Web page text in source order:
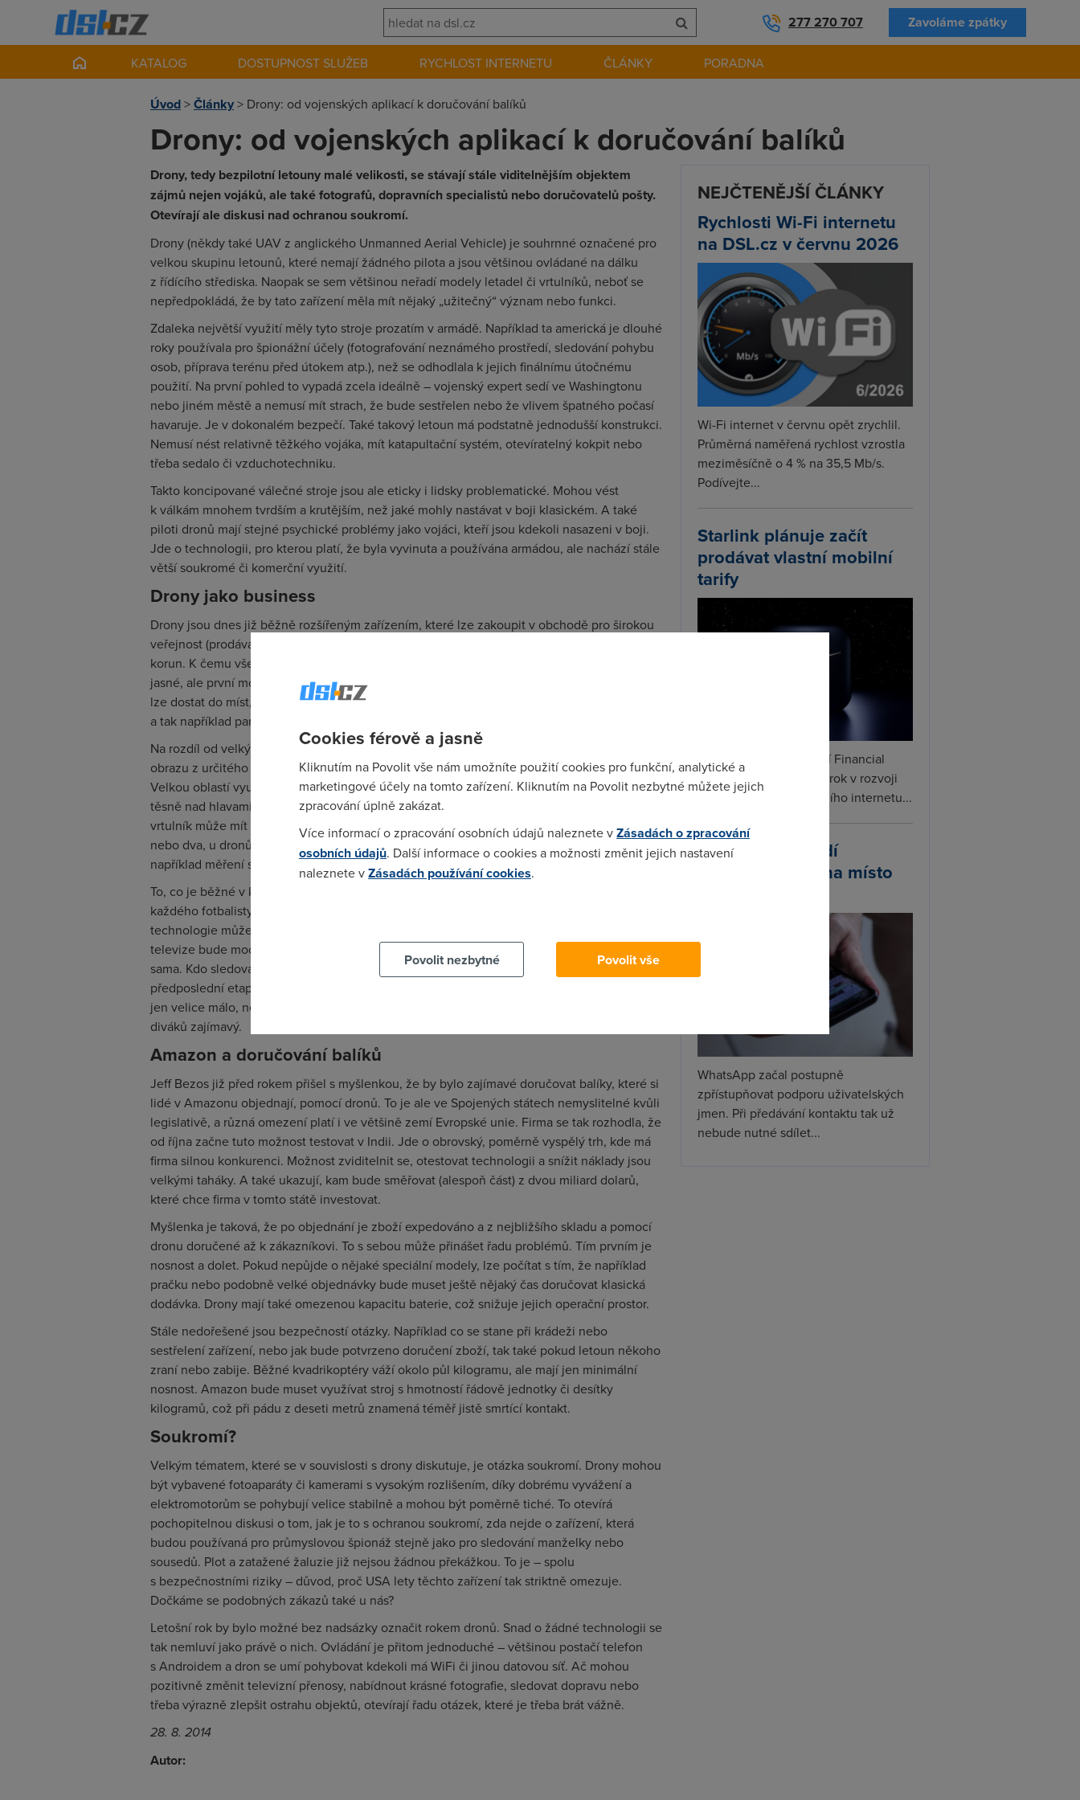
277 270 707 Zavoláme zpátky
KATALOG DOSTUPNOST SLUŽEB RYCHLOST INTERNETU ČLÁNKY PORADNA
Úvod>Články> Drony: od vojenských aplikací k doručování balíků
Drony: od vojenských aplikací k doručování balíků
Drony, tedy bezpilotní letouny malé velikosti, se stávají stále viditelnějším objektem
zájmů nejen vojáků, ale také fotografů, dopravních specialistů nebo doručovatelů pošty.
Otevírají ale diskusi nad ochranou soukromí.
Drony (někdy také UAV z anglického Unmanned Aerial Vehicle) je souhrnné označené pro
velkou skupinu letounů, které nemají žádného pilota a jsou většinou ovládané na dálku
z řídícího střediska. Naopak se sem většinou neřadí modely letadel či vrtulníků, neboť se
nepředpokládá, že by tato zařízení měla mít nějaký „užitečný“ význam nebo funkci.
Zdaleka největší využití měly tyto stroje prozatím v armádě. Například ta americká je dlouhé
roky používala pro špionážní účely (fotografování neznámého prostředí, sledování pohybu
osob, příprava terénu před útokem atp.), než se odhodlala k jejich finálnímu útočnému
použití. Na první pohled to vypadá zcela ideálně – vojenský expert sedí ve Washingtonu
nebo jiném městě a nemusí mít strach, že bude sestřelen nebo že vlivem špatného počasí
havaruje. Je v dokonalém bezpečí. Také takový letoun má podstatně jednodušší konstrukci.
Nemusí nést relativně těžkého vojáka, mít katapultační systém, otevíratelný kokpit nebo
třeba sedalo či vzduchotechniku.
Takto koncipované válečné stroje jsou ale eticky i lidsky problematické. Mohou vést
k válkám mnohem tvrdším a krutějším, než jaké mohly nastávat v boji klasickém. A také
piloti dronů mají stejné psychické problémy jako vojáci, kteří jsou kdekoli nasazeni v boji.
Jde o technologii, pro kterou platí, že byla vyvinuta a používána armádou, ale nachází stále
větší soukromé či komerční využití.
Drony jako business
Drony jsou dnes již běžně rozšířeným zařízením, které lze zakoupit v obchodě pro širokou
veřejnost (prodává je například i Alza, Mall či T.S.Bohemia) a ceny začínají pod desetitisíci
korun. K čemu všemu lze drony (mimo válečné a vojenské operace) požít zatím není zcela
jasné, ale první možnosti se již rýsují. Velice populární je fotografování – pomocí dronu se
lze dostat do míst, kam se běžně s fotoaparátem nepodíváte, zařízení jsou relativně stabilní
a tak například památky či krajinu můžeme zobrazovat ze zcela nové perspektivy.
Na rozdíl od velkých vrtulníků mohou létat mezi domy a vytvářejí tak prostor pro snímaní
obrazu z určitého mezipatra, které dává náhled a současně není od dění příliš vzdálené.
Velkou oblastí využití jsou tak například sportovní akce, kde se mohou vznášet poměrně
těsně nad hlavami běžců či cyklistů, a provázet téměř každý únik či útok. Zatímco běžný
vrtulník může mít organizátor akce (i typu velkého cyklistického závodu) k dispozici jeden
nebo dva, u dronů jsou to bez potíží desítky. To otevírá zcela nové oblasti zábavy, ale také
například měření sportovních výkonů.
To, co je běžné v kopané, tedy že se analyzuje počet přihrávek nebo naběhaná vzdálenost
každého fotbalisty zvlášť, bude s drony možné také v dalších sportech. Právě tato
technologie může zásadně měnit způsob konstrukce sportovních přenosů. Každá národní
televize bude moci mít svůj signál svých sportovců a provádět si střih alespoň částečně
sama. Kdo sledoval například letošní Tour de France jistě ví, že pro tuzemského diváka byla
předposlední etapa (časovka) sice zajímavá co do vztahu k soutěži, ale své závodníky viděl
jen velice málo, nebo vůbec. Souboj o sedmé místo nebyl pro režiséra a většinu světových
diváků zajímavý.
Amazon a doručování balíků
Jeff Bezos již před rokem přišel s myšlenkou, že by bylo zajímavé doručovat balíky, které si
lidé v Amazonu objednají, pomocí dronů. To je ale ve Spojených státech nemyslitelné kvůli
legislativě, a různá omezení platí i ve většině zemí Evropské unie. Firma se tak rozhodla, že
od října začne tuto možnost testovat v Indii. Jde o obrovský, poměrně vyspělý trh, kde má
firma silnou konkurenci. Možnost zviditelnit se, otestovat technologii a snížit náklady jsou
velkými taháky. A také ukazují, kam bude směřovat (alespoň část) z dvou miliard dolarů,
které chce firma v tomto státě investovat.
Myšlenka je taková, že po objednání je zboží expedováno a z nejbližšího skladu a pomocí
dronu doručené až k zákazníkovi. To s sebou může přinášet řadu problémů. Tím prvním je
nosnost a dolet. Pokud nepůjde o nějaké speciální modely, lze počítat s tím, že například
pračku nebo podobně velké objednávky bude muset ještě nějaký čas doručovat klasická
dodávka. Drony mají také omezenou kapacitu baterie, což snižuje jejich operační prostor.
Stále nedořešené jsou bezpečností otázky. Například co se stane při krádeži nebo
sestřelení zařízení, nebo jak bude potvrzeno doručení zboží, tak také pokud letoun někoho
zraní nebo zabije. Běžné kvadrikoptéry váží okolo půl kilogramu, ale mají jen minimální
nosnost. Amazon bude muset využívat stroj s hmotností řádově jednotky či desítky
kilogramů, což při pádu z deseti metrů znamená téměř jistě smrtící kontakt.
Soukromí?
Velkým tématem, které se v souvislosti s drony diskutuje, je otázka soukromí. Drony mohou
být vybavené fotoaparáty či kamerami s vysokým rozlišením, díky dobrému vyvážení a
elektromotorům se pohybují velice stabilně a mohou být poměrně tiché. To otevírá
pochopitelnou diskusi o tom, jak je to s ochranou soukromí, zda nejde o zařízení, která
budou používaná pro průmyslovou špionáž stejně jako pro sledování manželky nebo
sousedů. Plot a zatažené žaluzie již nejsou žádnou překážkou. To je – spolu
s bezpečnostními riziky – důvod, proč USA lety těchto zařízení tak striktně omezuje.
Dočkáme se podobných zákazů také u nás?
Letošní rok by bylo možné bez nadsázky označit rokem dronů. Snad o žádné technologii se
tak nemluví jako právě o nich. Ovládání je přitom jednoduché – většinou postačí telefon
s Androidem a dron se umí pohybovat kdekoli má WiFi či jinou datovou síť. Ač mohou
pozitivně změnit televizní přenosy, nabídnout krásné fotografie, sledovat dopravu nebo
třeba výrazně zlepšit ostrahu objektů, otevírají řadu otázek, které je třeba brát vážně.
28. 8. 2014
Autor:
NEJČTENĚJŠÍ ČLÁNKY
Rychlosti Wi-Fi internetu
na DSL.cz v červnu 2026
Wi-Fi internet v červnu opět zrychlil.
Průměrná naměřená rychlost vzrostla
meziměsíčně o 4 % na 35,5 Mb/s.
Podívejte...
Starlink plánuje začít
prodávat vlastní mobilní
tarify
SpaceX podle informací Financial
Times připravuje další krok v rozvoji
Starlinku. Vedle satelitního internetu...
WhatsApp zavádí
uživatelská jména místo
WhatsApp začal postupně
zpřístupňovat podporu uživatelských
jmen. Při předávání kontaktu tak už
nebude nutné sdílet...
Cookies férově a jasně
Kliknutím na Povolit vše nám umožníte použití cookies pro funkční, analytické a
marketingové účely na tomto zařízení. Kliknutím na Povolit nezbytné můžete jejich
zpracování úplně zakázat.
Více informací o zpracování osobních údajů naleznete vZásadách o zpracování
osobních údajů. Další informace o cookies a možnosti změnit jejich nastavení
naleznete vZásadách používání cookies.
Povolit nezbytné
Povolit vše